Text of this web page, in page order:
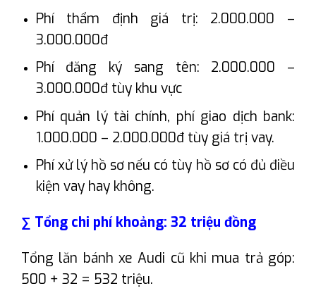
Phí thẩm định giá trị: 2.000.000 –
3.000.000đ
Phí đăng ký sang tên: 2.000.000 –
3.000.000đ tùy khu vực
Phí quản lý tài chính, phí giao dịch bank:
1.000.000 – 2.000.000đ tùy giá trị vay.
Phí xử lý hồ sơ nếu có tùy hồ sơ có đủ điều
kiện vay hay không.
∑ Tổng chi phí khoảng: 32 triệu đồng
Tổng lăn bánh xe Audi cũ khi mua trả góp:
500 + 32 = 532 triệu.